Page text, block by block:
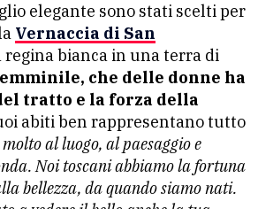
elegante sono stati scelti per
Vernaccia di San
regina bianca in una terra di
che delle donne ha
tratto e la forza della
abiti ben rappresentano tutto
al luogo, al paesaggio e
Noi toscani abbiamo la fortuna
bellezza, da quando siamo nati.